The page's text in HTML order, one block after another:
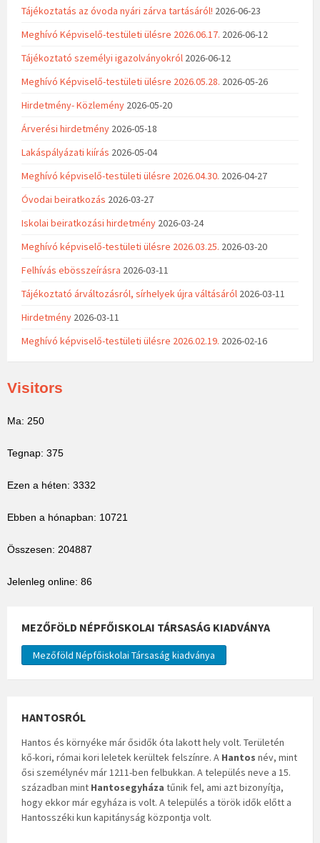
Tájékoztatás az óvoda nyári zárva tartásáról! 2026-06-23
Meghívó Képviselő-testületi ülésre 2026.06.17. 2026-06-12
Tájékoztató személyi igazolványokról 2026-06-12
Meghívó Képviselő-testületi ülésre 2026.05.28. 2026-05-26
Hirdetmény- Közlemény 2026-05-20
Árverési hirdetmény 2026-05-18
Lakáspályázati kiírás 2026-05-04
Meghívó képviselő-testületi ülésre 2026.04.30. 2026-04-27
Óvodai beiratkozás 2026-03-27
Iskolai beiratkozási hirdetmény 2026-03-24
Meghívó képviselő-testületi ülésre 2026.03.25. 2026-03-20
Felhívás ebösszeírásra 2026-03-11
Tájékoztató árváltozásról, sírhelyek újra váltásáról 2026-03-11
Hirdetmény 2026-03-11
Meghívó képviselő-testületi ülésre 2026.02.19. 2026-02-16
Visitors
Ma: 250
Tegnap: 375
Ezen a héten: 3332
Ebben a hónapban: 10721
Összesen: 204887
Jelenleg online: 86
MEZŐFÖLD NÉPFŐISKOLAI TÁRSASÁG KIADVÁNYA
Mezőföld Népfőiskolai Társaság kiadványa
HANTOSRÓL
Hantos és környéke már ősidők óta lakott hely volt. Területén
kő-kori, római kori leletek kerültek felszínre. A Hantos név, mint
ősi személynév már 1211-ben felbukkan. A település neve a 15.
században mint Hantosegyháza tűnik fel, ami azt bizonyítja,
hogy ekkor már egyháza is volt. A település a török idők előtt a
Hantosszéki kun kapitányság központja volt.